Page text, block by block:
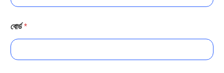
বোর্ড*